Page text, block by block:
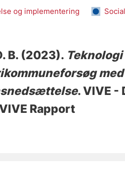
og implementering
B.(2023).
. VIVE -
Rapport